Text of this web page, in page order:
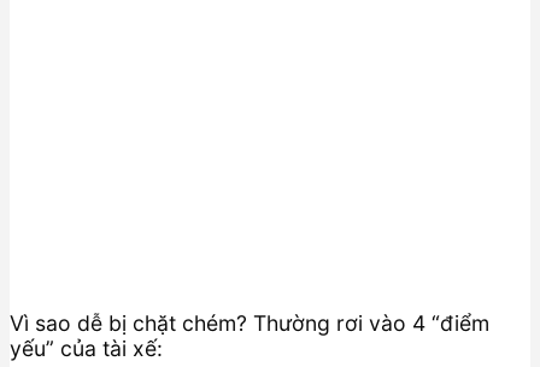
Vì sao dễ bị chặt chém? Thường rơi vào 4 “điểm
yếu” của tài xế: